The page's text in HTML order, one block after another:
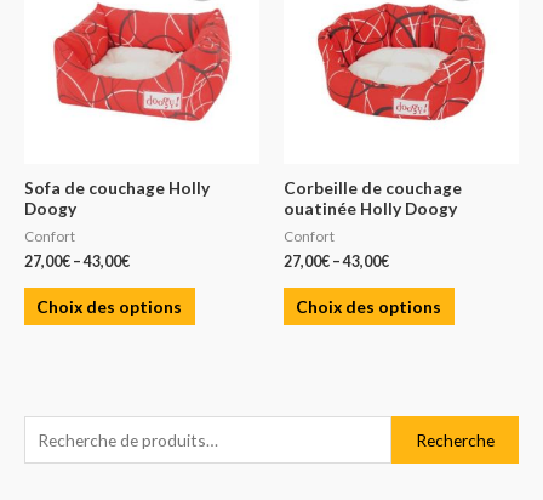
e
Recherche
rr
Sofa de couchage Holly
Doogy
Confort
27,00€ –43,00€
Choix des options
Corbeille de couchage
ouatinée Holly Doogy
Confort
27,00€ –43,00€
Choix des options